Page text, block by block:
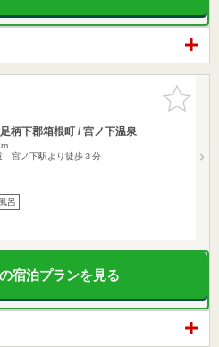
お気に入
りに追加
柄下郡箱根町 / 宮ノ下温泉
宮ノ下駅より徒歩３分
呂
宿泊プランを見る